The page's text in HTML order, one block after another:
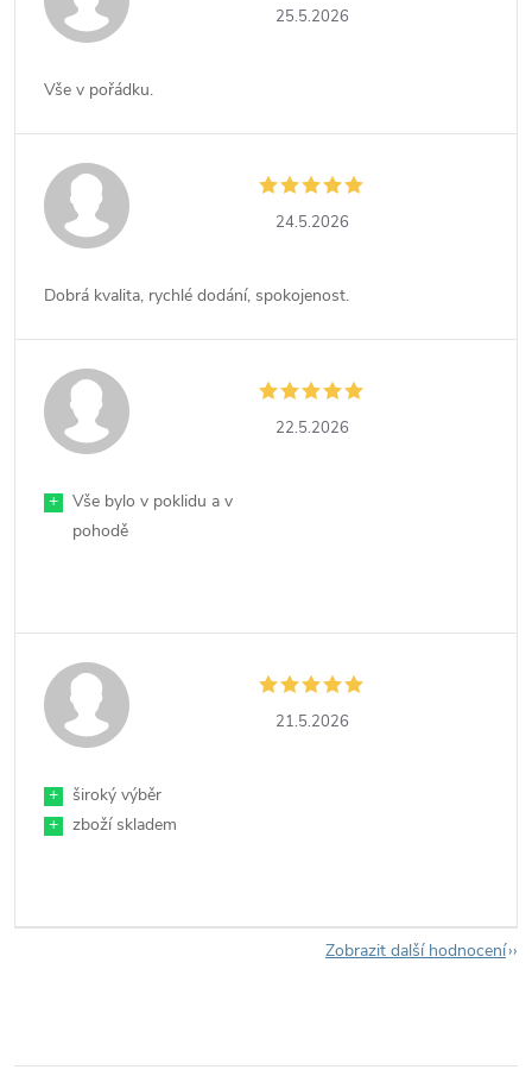
25.5.2026
Vše v pořádku.
24.5.2026
Dobrá kvalita, rychlé dodání, spokojenost.
22.5.2026
+
Vše bylo v poklidu a v
pohodě
21.5.2026
+
široký výběr
+
zboží skladem
Zobrazit další hodnocení